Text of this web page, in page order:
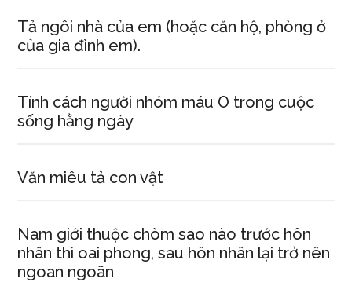
Tả ngôi nhà của em (hoặc căn hộ, phòng ở
của gia đình em).
Tính cách người nhóm máu O trong cuộc
sống hằng ngày
Văn miêu tả con vật
Nam giới thuộc chòm sao nào trước hôn
nhân thì oai phong, sau hôn nhân lại trở nên
ngoan ngoãn